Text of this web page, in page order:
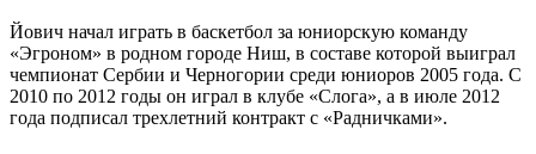
Йович начал играть в баскетбол за юниорскую команду
«Эгроном» в родном городе Ниш, в составе которой выиграл
чемпионат Сербии и Черногории среди юниоров 2005 года. С
2010 по 2012 годы он играл в клубе «Слога», а в июле 2012
года подписал трехлетний контракт с «Радничками».